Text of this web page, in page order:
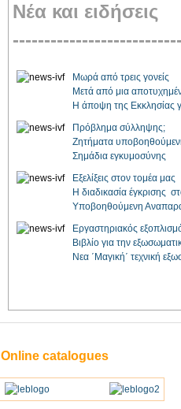
Νέα και ειδήσεις
Μωρά από τρεις γονείς
Μετά από μια
Η άποψη της Εκκλησίας
Πρόβλημα σύλληψης;
Ζητήματα
Σημάδια εγκυμοσύνης
Εξελίξεις στον τομέα μας
Η διαδικασία έγκρισης
Υποβοηθούμενη
Εργαστηριακός
Βιβλίο για την
Νεα ΄Μαγική΄ τεχνική
Online catalogues